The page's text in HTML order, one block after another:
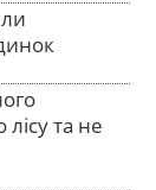
та не